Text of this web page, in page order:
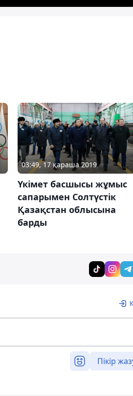
03:49, 17 қараша 2019
Үкімет басшысы жұмыс
сапарымен Солтүстік
Қазақстан облысына
барды
Пікір